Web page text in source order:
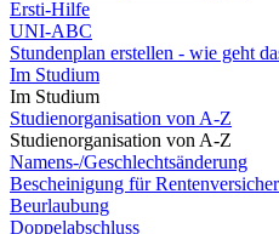
Ersti-Hilfe
UNI-ABC
Stundenplan erstellen - wie geht
Im Studium
Im Studium
Studienorganisation von A-Z
Studienorganisation von A-Z
Namens-/Geschlechtsänderung
Bescheinigung für
Beurlaubung
Doppelabschluss